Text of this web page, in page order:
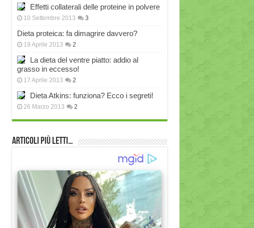
Effetti collaterali delle proteine in polvere
10 Settembre 2013 3
Dieta proteica: fa dimagrire davvero?
19 Aprile 2013 2
La dieta del ventre piatto: addio al
grasso in eccesso!
17 Aprile 2013 2
Dieta Atkins: funziona? Ecco i segreti!
26 Marzo 2013 2
Articoli più Letti…